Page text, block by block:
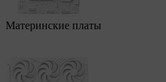
Материнские платы